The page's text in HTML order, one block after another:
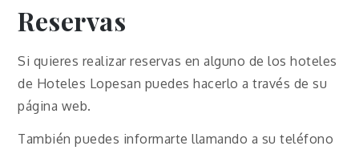
Reservas
Si quieres realizar reservas en alguno de los hoteles
de Hoteles Lopesan puedes hacerlo a través de su
página web.
También puedes informarte llamando a su teléfono